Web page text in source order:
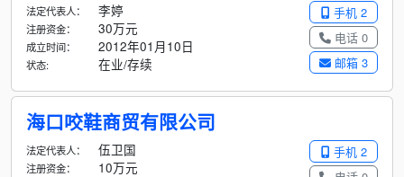
手机 2
电话 0
邮箱 3
法定代表人： 李婷
注册资金： 30万元
成立时间： 2012年01月10日
状态: 在业/存续
海口咬鞋商贸有限公司
手机 2
法定代表人： 伍卫国
注册资金： 10万元